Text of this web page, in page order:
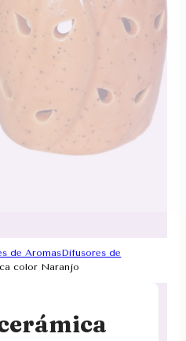
de AromasDifusores de
color Naranjo